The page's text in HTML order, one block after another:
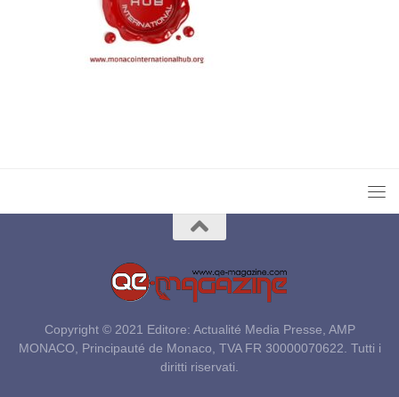
Copyright © 2021 Editore: Actualité Media Presse, AMP
MONACO, Principauté de Monaco, TVA FR 30000070622. Tutti i
diritti riservati.